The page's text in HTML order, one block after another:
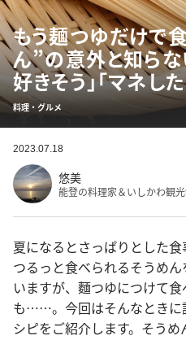
もう麺つゆだけで
ん”の意外と知らな
好きそう」「マネし
料理・グルメ
2023.07.18
悠美
能登の料理家＆いしかわ観
夏になるとさっぱりとした食
つるっと食べられるそうめ
いますが、麵つゆにつけて
も……。今回はそんなときに
シピをご紹介します。そうめ